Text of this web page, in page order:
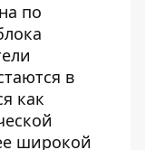
по
в
как
широкой